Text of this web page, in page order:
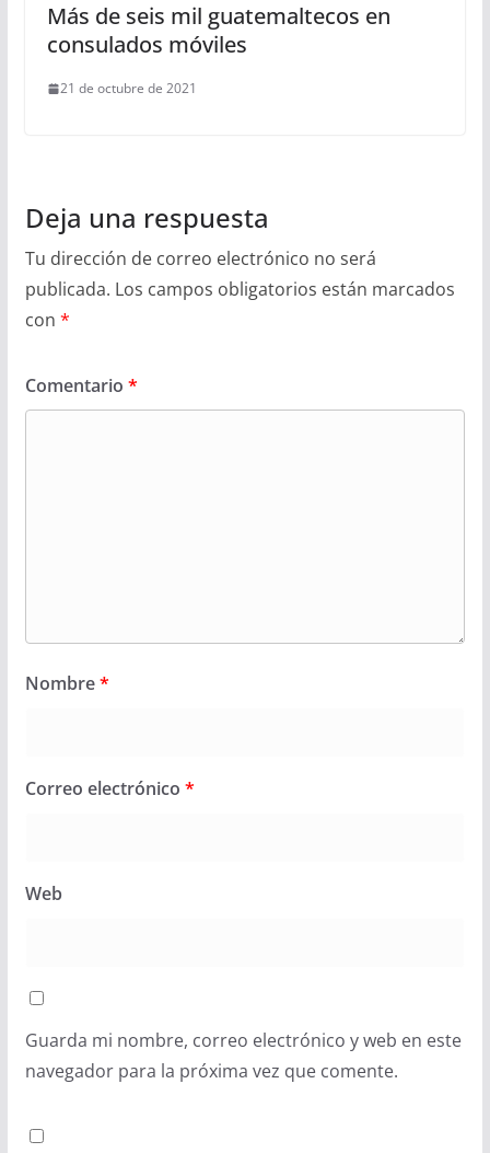
Más de seis mil guatemaltecos en
consulados móviles
21 de octubre de 2021
Deja una respuesta
Tu dirección de correo electrónico no será
publicada. Los campos obligatorios están marcados
con *
Comentario *
Nombre*
Correo electrónico *
Web
Guarda mi nombre, correo electrónico y web en este
navegador para la próxima vez que comente.